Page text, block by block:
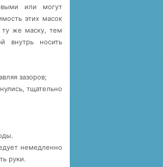
или могут
этих масок
ту же маску, тем
внутрь носить
зазоров;
тщательно
немедленно
руки.